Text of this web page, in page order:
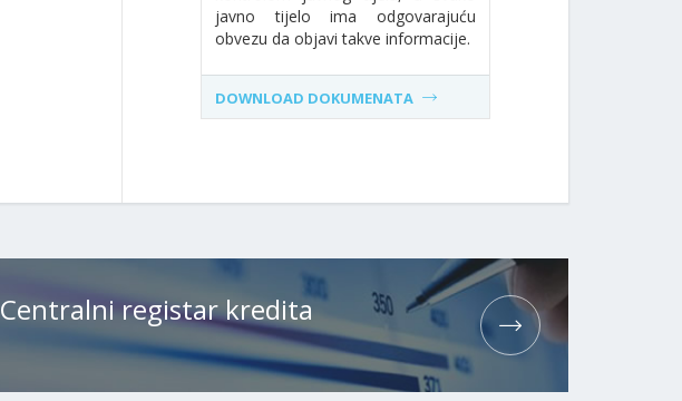
javno tijelo ima odgovarajuću
obvezu da objavi takve informacije.
DOWNLOAD DOKUMENATA
Centralni registar kredita